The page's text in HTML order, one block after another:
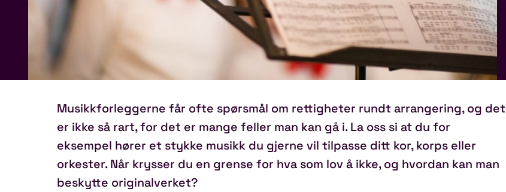
Musikkforleggerne får ofte spørsmål om rettigheter rundt arrangering, og det
er ikke så rart, for det er mange feller man kan gå i. La oss si at du for
eksempel hører et stykke musikk du gjerne vil tilpasse ditt kor, korps eller
orkester. Når krysser du en grense for hva som lov å ikke, og hvordan kan man
beskytte originalverket?